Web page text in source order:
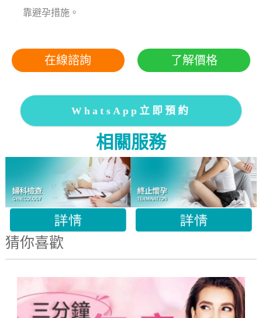
靠避孕措施。
在線諮詢 了解價格
WhatsApp立即預約
相關服務
猜你喜歡